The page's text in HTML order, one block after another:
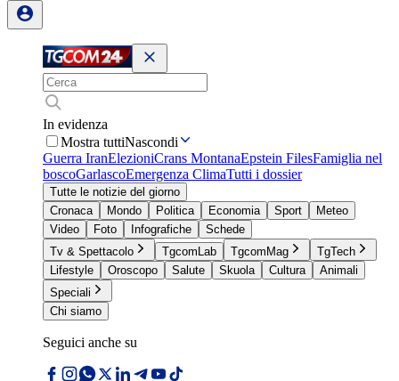
In evidenza
Mostra tuttiNascondi
Guerra IranElezioniCrans MontanaEpstein FilesFamiglia nel
boscoGarlascoEmergenza ClimaTutti i dossier
Tutte le notizie del giorno
Cronaca
Mondo Politica Economia Sport
Meteo
Video
Foto Infografiche
Schede
Tv & Spettacolo
TgcomLab TgcomMag
TgTech
Lifestyle
Oroscopo Salute Skuola Cultura
Animali
Speciali
Chi siamo
Seguici anche su